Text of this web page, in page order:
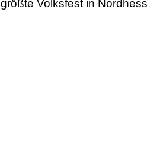
Volksfest in